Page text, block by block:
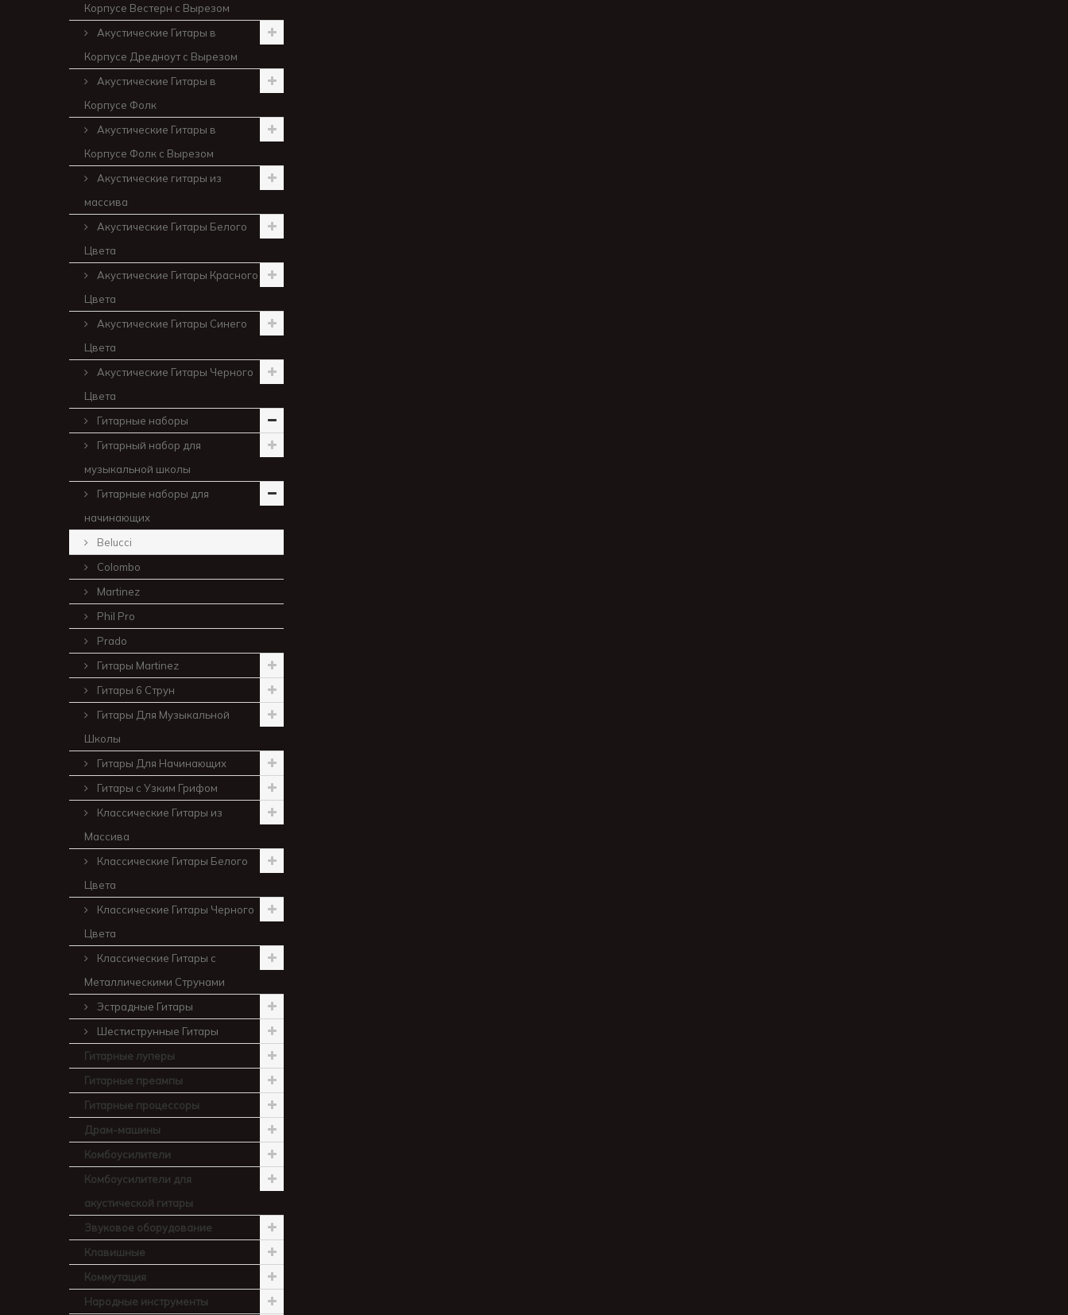
Корпусе Вестерн с Вырезом
Акустические Гитары в
Корпусе Дредноут с Вырезом
Акустические Гитары в
Корпусе Фолк
Акустические Гитары в
Корпусе Фолк с Вырезом
Акустические гитары из
массива
Акустические Гитары Белого
Цвета
Акустические Гитары Красного
Цвета
Акустические Гитары Синего
Цвета
Акустические Гитары Черного
Цвета
Гитарные наборы
Гитарный набор для
музыкальной школы
Гитарные наборы для
начинающих
Belucci
Colombo
Martinez
Phil Pro
Prado
Гитары Martinez
Гитары 6 Струн
Гитары Для Музыкальной
Школы
Гитары Для Начинающих
Гитары с Узким Грифом
Классические Гитары из
Массива
Классические Гитары Белого
Цвета
Классические Гитары Черного
Цвета
Классические Гитары с
Металлическими Струнами
Эстрадные Гитары
Шестиструнные Гитары
Гитарные луперы
Гитарные преампы
Гитарные процессоры
Драм-машины
Комбоусилители
Комбоусилители для
акустической гитары
Звуковое оборудование
Клавишные
Коммутация
Народные инструменты